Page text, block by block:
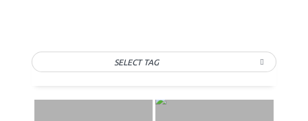
SELECT TAG